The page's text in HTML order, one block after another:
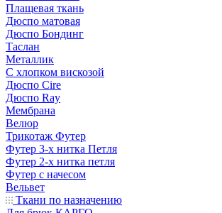
Плащевая ткань
Дюспо матовая
Дюспо Бондинг
Таслан
Металлик
С хлопком вискозой
Дюспо Cire
Дюспо Ray
Мембрана
Велюр
Трикотаж Футер
Футер 3-х нитка Петля
Футер 2-х нитка петля
Футер с начесом
Вельвет
Ткани по назначению